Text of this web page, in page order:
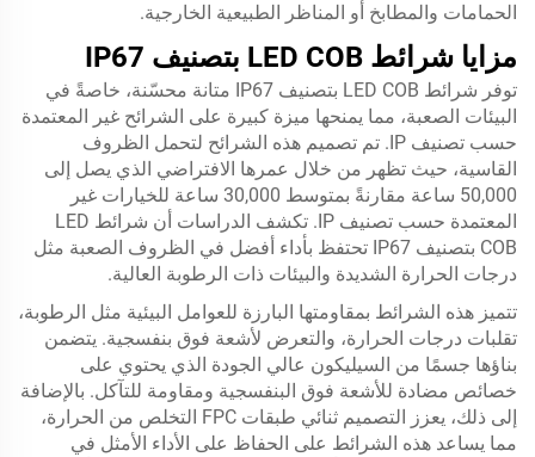
الحمامات والمطابخ أو المناظر الطبيعية الخارجية.
مزايا شرائط LED COB بتصنيف IP67
توفر شرائط LED COB بتصنيف IP67 متانة محسّنة، خاصةً في
البيئات الصعبة، مما يمنحها ميزة كبيرة على الشرائح غير المعتمدة
حسب تصنيف IP. تم تصميم هذه الشرائح لتحمل الظروف
القاسية، حيث تظهر من خلال عمرها الافتراضي الذي يصل إلى
50,000 ساعة مقارنةً بمتوسط 30,000 ساعة للخيارات غير
المعتمدة حسب تصنيف IP. تكشف الدراسات أن شرائط LED
COB بتصنيف IP67 تحتفظ بأداء أفضل في الظروف الصعبة مثل
درجات الحرارة الشديدة والبيئات ذات الرطوبة العالية.
تتميز هذه الشرائط بمقاومتها البارزة للعوامل البيئية مثل الرطوبة،
تقلبات درجات الحرارة، والتعرض لأشعة فوق بنفسجية. يتضمن
بناؤها جسمًا من السيليكون عالي الجودة الذي يحتوي على
خصائص مضادة للأشعة فوق البنفسجية ومقاومة للتآكل. بالإضافة
إلى ذلك، يعزز التصميم ثنائي طبقات FPC التخلص من الحرارة،
مما يساعد هذه الشرائط على الحفاظ على الأداء الأمثل في